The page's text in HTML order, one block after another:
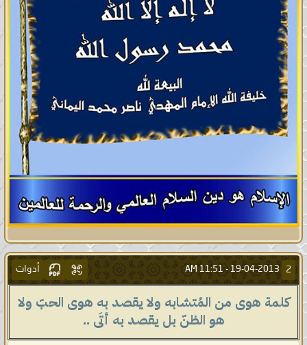
2
19-04-2013 -
11:51 AM أدوات
كلمة هوى من المُتشابه ولا يقصد به هوى الحبّ ولا
هو الظنّ بل يقصد به أتَى ..